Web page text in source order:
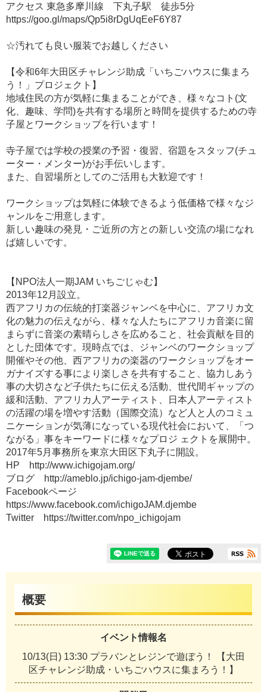
アクセス 東急多摩川線 下丸子駅 徒歩5分
https://goo.gl/maps/Qp5i8rDgUqEeF6Y87
☆汚れても良い服装でお越しください
【令和6年大田区チャレンジ助成「いちごハウスに集まろ
う！」プロジェクト】
地域住民の方が気軽に集まることができ、様々なコト(文
化、趣味、学問)を共有する場所と時間を提供するための寺
子屋とワークショップを行います！
寺子屋では学校の授業の予習・復習、宿題をスタッフ(チュ
ーター・メンター)がお手伝いします。
また、自習場所としてのご活用も大歓迎です！
ワークショップは気軽に体験できるよう低価格で様々なジ
ャンルをご用意します。
​新しい趣味の発見・ご近所の方との新しい交流の場になれ
ば嬉しいです。
【NPO法人一期JAM いちごじゃむ】
2013年12月設立。
西アフリカの伝統的打楽器ジャンベを中心に、アフリカ文
化の魅力の伝えながら、様々な人たちにアフリカ音楽に留
まらずに音楽の素晴らしさを広めること、社会貢献を目的
とした団体です。現時点では、ジャンベのワークショップ
開催やその他、西アフリカの楽器のワークショップをオー
ガナイズする事により楽しさを共有すること、協力しあう
事の大切さなど子供たちに伝える活動、世代間ギャップの
緩和活動、アフリカ人アーティスト、日本人アーティスト
の活躍の場を増やす活動（国際交流）など人と人のコミュ
ニケーションが気薄になっている現代社会において、「つ
ながる」事をキーワードに様々なプロジ ェクトを展開中。
2017年5月事務所を東京大田区下丸子に開設。
HP http://www.ichigojam.org/
ブログ http://ameblo.jp/ichigo-jam-djembe/
Facebookページ
https://www.facebook.com/ichigoJAM.djembe
Twitter https://twitter.com/npo_ichigojam
概要
イベント情報名
10/13(日) 13:30 プラバンとレジンで遊ぼう！ 【大田
区チャレンジ助成・いちごハウスに集まろう！】